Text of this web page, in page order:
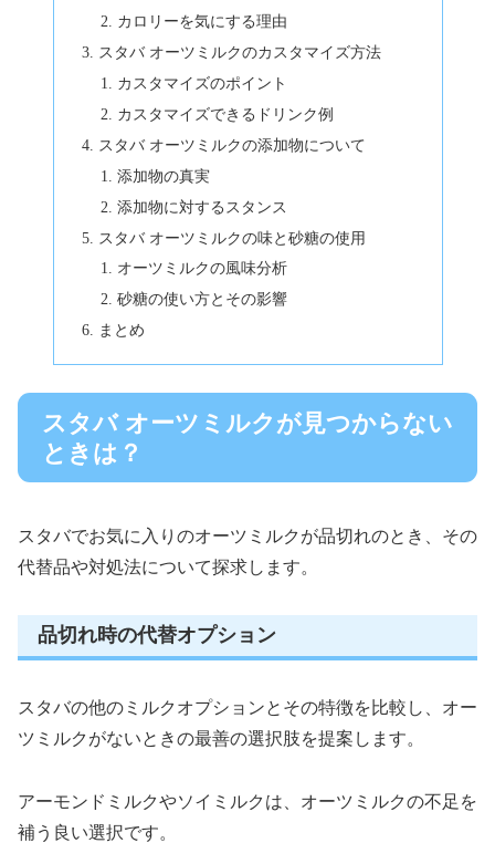
カロリーを気にする理由
スタバ オーツミルクのカスタマイズ方法
カスタマイズのポイント
カスタマイズできるドリンク例
スタバ オーツミルクの添加物について
添加物の真実
添加物に対するスタンス
スタバ オーツミルクの味と砂糖の使用
オーツミルクの風味分析
砂糖の使い方とその影響
まとめ
スタバ オーツミルクが見つからない
ときは？
スタバでお気に入りのオーツミルクが品切れのとき、その
代替品や対処法について探求します。
品切れ時の代替オプション
スタバの他のミルクオプションとその特徴を比較し、オー
ツミルクがないときの最善の選択肢を提案します。
アーモンドミルクやソイミルクは、オーツミルクの不足を
補う良い選択です。